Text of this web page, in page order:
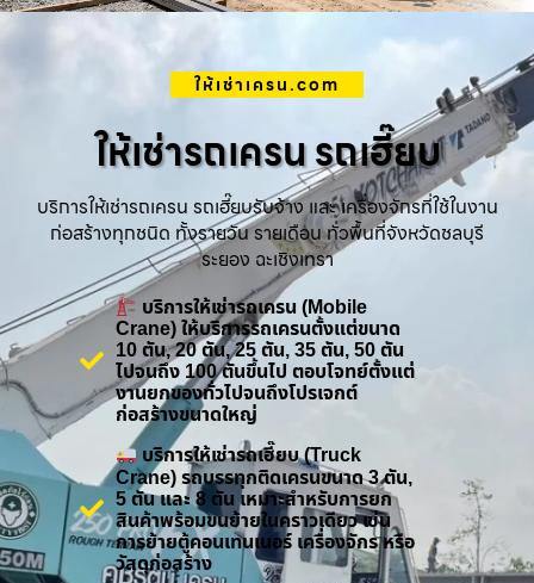
ให้เช่าเครน.com
ให้เช่ารถเครน รถเฮี๊ยบ
บริการให้เช่ารถเครน รถเฮี๊ยบรับจ้าง และ เครื่องจักรที่ใช้ในงาน
ก่อสร้างทุกชนิด ทั้งรายวัน รายเดือน ทั่วพื้นที่จังหวัดชลบุรี
ระยอง ฉะเชิงเทรา
บริการให้เช่ารถเครน (Mobile
Crane) ให้บริการรถเครนตั้งแต่ขนาด
10 ตัน, 20 ตัน, 25 ตัน, 35 ตัน, 50 ตัน
ไปจนถึง 100 ตันขึ้นไป ตอบโจทย์ตั้งแต่
งานยกของทั่วไปจนถึงโปรเจกต์
ก่อสร้างขนาดใหญ่
บริการให้เช่ารถเฮี๊ยบ (Truck
Crane) รถบรรทุกติดเครนขนาด 3 ตัน,
5 ตัน และ 8 ตัน เหมาะสำหรับการยก
สินค้าพร้อมขนย้ายในคราวเดียว เช่น
การย้ายตู้คอนเทนเนอร์ เครื่องจักร หรือ
วัสดุก่อสร้าง